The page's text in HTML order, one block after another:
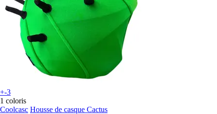
+-3
1 coloris
Coolcasc Housse de casque Cactus